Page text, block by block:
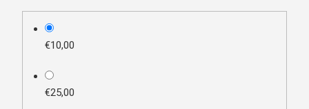
plan_select
€10,00
€25,00